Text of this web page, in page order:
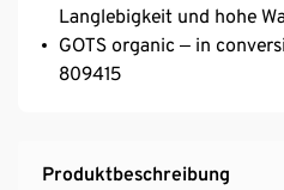
Langlebigkeit und hohe
GOTS organic ‒ in
809415
Produktbeschreibung